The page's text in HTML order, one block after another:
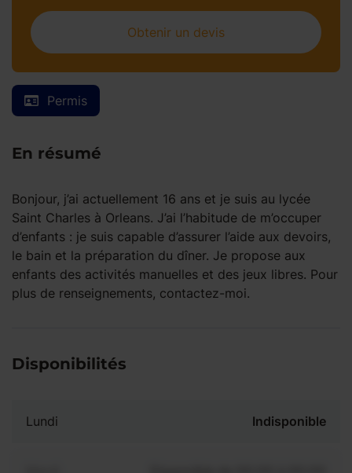
Permis
En résumé
Bonjour, j’ai actuellement 16 ans et je suis au lycée
Saint Charles à Orleans. J’ai l’habitude de m’occuper
d’enfants : je suis capable d’assurer l’aide aux devoirs,
le bain et la préparation du dîner. Je propose aux
enfants des activités manuelles et des jeux libres. Pour
plus de renseignements, contactez-moi.
Disponibilités
Lundi Indisponible
Obtenir un devis